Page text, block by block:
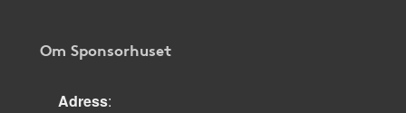
Om Sponsorhuset
Adress: